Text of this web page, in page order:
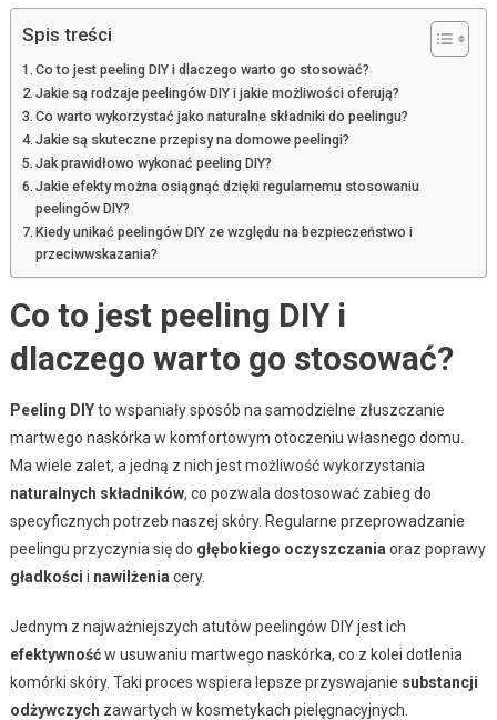
Spis treści
Co to jest peeling DIY i dlaczego warto go stosować?
Jakie są rodzaje peelingów DIY i jakie możliwości oferują?
Co warto wykorzystać jako naturalne składniki do peelingu?
Jakie są skuteczne przepisy na domowe peelingi?
Jak prawidłowo wykonać peeling DIY?
Jakie efekty można osiągnąć dzięki regularnemu stosowaniu
peelingów DIY?
Kiedy unikać peelingów DIY ze względu na bezpieczeństwo i
przeciwwskazania?
Co to jest peeling DIY i
dlaczego warto go stosować?
Peeling DIYto wspaniały sposób na samodzielne złuszczanie
martwego naskórka w komfortowym otoczeniu własnego domu.
Ma wiele zalet, a jedną z nich jest możliwość wykorzystania
naturalnych składników, co pozwala dostosować zabieg do
specyficznych potrzeb naszej skóry. Regularne przeprowadzanie
peelingu przyczynia się do głębokiego oczyszczania oraz poprawy
gładkości i nawilżenia cery.
Jednym z najważniejszych atutów peelingów DIY jest ich
efektywnośćw usuwaniu martwego naskórka, co z kolei dotlenia
komórki skóry. Taki proces wspiera lepsze przyswajanie substancji
odżywczych zawartych w kosmetykach pielęgnacyjnych.